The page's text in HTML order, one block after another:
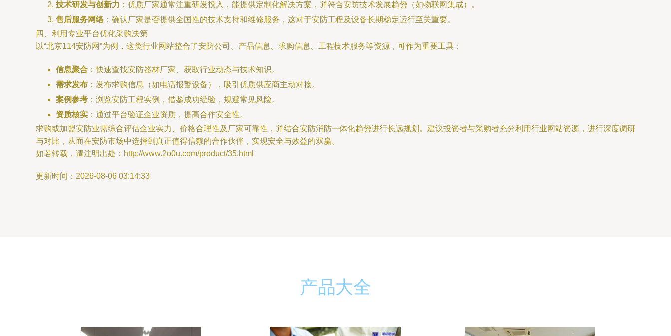
技术研发与创新力 ：优质厂家通常注重研发投入，能提供定制化解决方案，并符合安防技术发展趋势（如物联网集成）。
售后服务网络：确认厂家是否提供全国性的技术支持和维修服务，这对于安防工程及设备长期稳定运行至关重要。
四、利用专业平台优化采购决策
以“北京114安防网”为例，这类行业网站整合了安防公司、产品信息、求购信息、工程技术服务等资源，可作为重要工具：
信息聚合 ：快速查找安防器材厂家、获取行业动态与技术知识。
需求发布 ：发布求购信息（如电话报警设备），吸引优质供应商主动对接。
案例参考 ：浏览安防工程实例，借鉴成功经验，规避常见风险。
资质核实 ：通过平台验证企业资质，提高合作安全性。
求购或加盟安防业需综合评估企业实力、价格合理性及厂家可靠性，并结合安防消防一体化趋势进行长远规划。建议投资者与采购者充分利用行业网站资源，进行深度调研
与对比，从而在安防市场中选择到真正值得信赖的合作伙伴，实现安全与效益的双赢。
如若转载，请注明出处：http://www.2o0u.com/product/35.html
更新时间：2026-08-06 03:14:33
产品大全